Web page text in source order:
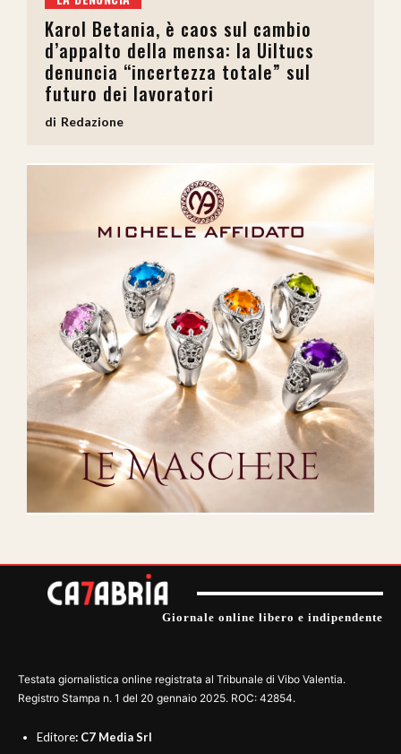
Karol Betania, è caos sul cambio
d’appalto della mensa: la Uiltucs
denuncia “incertezza totale” sul
futuro dei lavoratori
Redazione
Giornale online libero e indipendente
Testata giornalistica online registrata al Tribunale di Vibo Valentia.
Registro Stampa n. 1 del 20 gennaio 2025. ROC: 42854.
Editore: C7 Media Srl